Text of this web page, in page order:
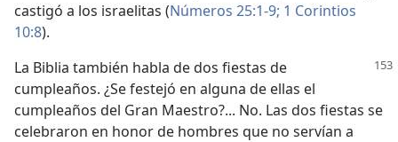
castigó a los israelitas (Números 25:1-9; 1 Corintios
10:8).
La Biblia también habla de dos fiestas de
cumpleaños. ¿Se festejó en alguna de ellas el
cumpleaños del Gran Maestro?... No. Las dos fiestas se
celebraron en honor de hombres que no servían a